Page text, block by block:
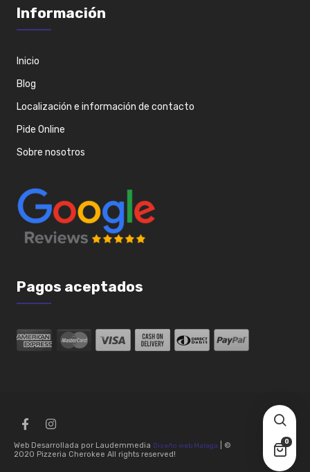
0
Información
Inicio
Blog
Localización e información de contacto
Pide Online
Sobre nosotros
Pagos aceptados
Web Desarrollada por Laudemmedia Diseño web Malaga
| ©
2020 Pizzeria Cherokee All rights reserved!